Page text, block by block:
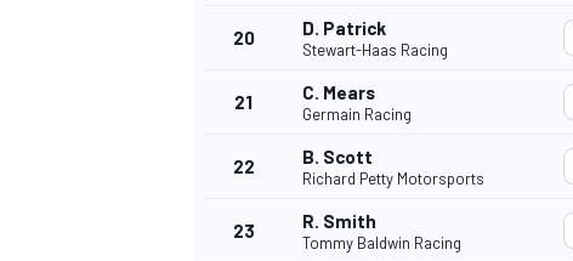
20 D. Patrick
Stewart-Haas Racing
21 C. Mears
Germain Racing
22 B. Scott
Richard Petty Motorsports
23 R. Smith
Tommy Baldwin Racing